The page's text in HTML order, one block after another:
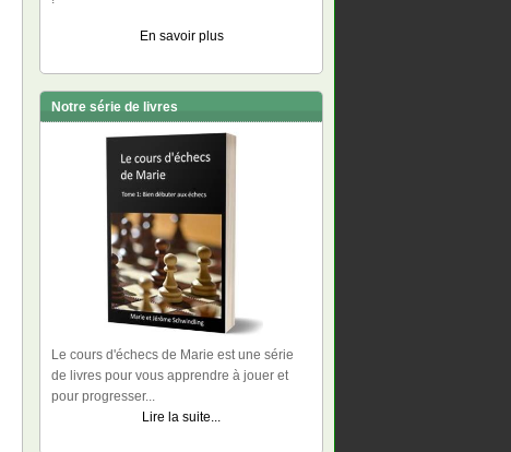
En savoir plus
Notre série de livres
Le cours d'échecs de Marie est une série
de livres pour vous apprendre à jouer et
pour progresser...
Lire la suite...